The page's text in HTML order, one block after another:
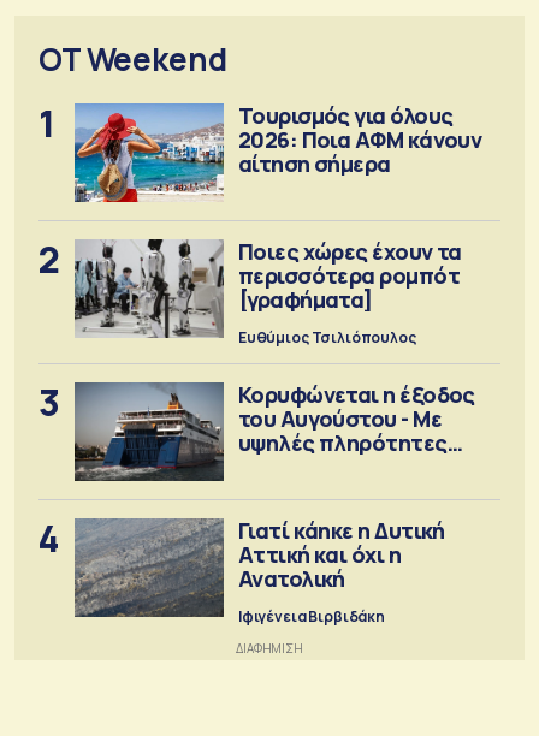
OT Weekend
1
Τουρισμός για όλους
2026: Ποια ΑΦΜ κάνουν
αίτηση σήμερα
2
Ποιες χώρες έχουν τα
περισσότερα ρομπότ
[γραφήματα]
Ευθύμιος Τσιλιόπουλος
3
Κορυφώνεται η έξοδος
του Αυγούστου - Με
υψηλές πληρότητες
4
Γιατί κάηκε η Δυτική
Αττική και όχι η
Ανατολική
Ιφιγένεια Βιρβιδάκη